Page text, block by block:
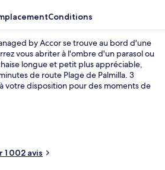
Conditions
by Accor se trouve au bord d'une
vous abriter à l'ombre d'un parasol ou
longue et petit plus appréciable,
de route Plage de Palmilla. 3
votre disposition pour des moments de
et un service de manucure et
Inizio, l'un des 2 restaurants,
locale et internationale et est ouvert
Parmi les autres petits avantages
2 bars en bord de piscine, une salle
épicerie fine. Les autres voyageurs
002 avis